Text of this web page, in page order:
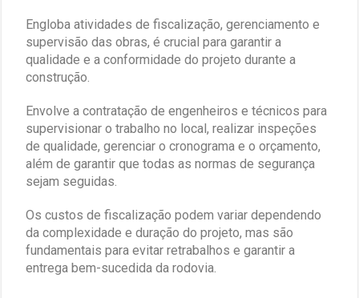
Engloba atividades de fiscalização, gerenciamento e
supervisão das obras, é crucial para garantir a
qualidade e a conformidade do projeto durante a
construção.
Envolve a contratação de engenheiros e técnicos para
supervisionar o trabalho no local, realizar inspeções
de qualidade, gerenciar o cronograma e o orçamento,
além de garantir que todas as normas de segurança
sejam seguidas.
Os custos de fiscalização podem variar dependendo
da complexidade e duração do projeto, mas são
fundamentais para evitar retrabalhos e garantir a
entrega bem-sucedida da rodovia.